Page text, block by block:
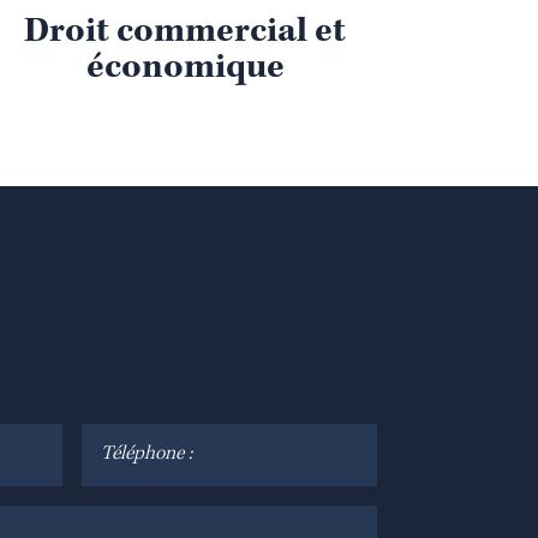
Droit commercial et
économique